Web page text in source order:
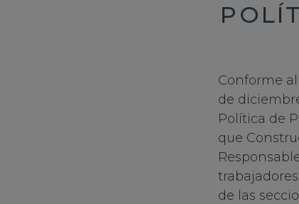
Conforme
de
Política de
que
de las